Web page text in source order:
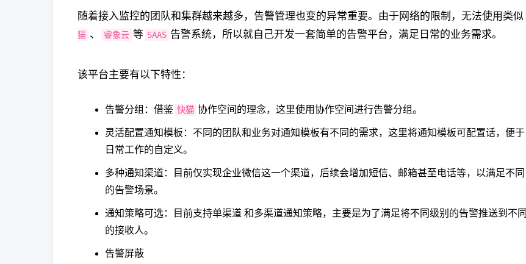
随着接入监控的团队和集群越来越多，告警管理也变的异常重要。由于网络的限制，无法使用类似
猫 、 睿象云 等 SAAS 告警系统，所以就自己开发一套简单的告警平台，满足日常的业务需求。
该平台主要有以下特性：
告警分组：借鉴 快猫 协作空间的理念，这里使用协作空间进行告警分组。
灵活配置通知模板：不同的团队和业务对通知模板有不同的需求，这里将通知模板可配置话，便于
日常工作的自定义。
多种通知渠道：目前仅实现企业微信这一个渠道，后续会增加短信、邮箱甚至电话等，以满足不同
的告警场景。
通知策略可选：目前支持单渠道 和多渠道通知策略，主要是为了满足将不同级别的告警推送到不同
的接收人。
告警屏蔽